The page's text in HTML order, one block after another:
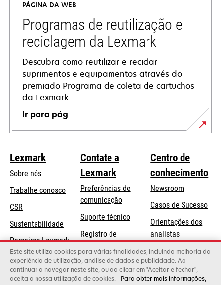
nova
guia
PÁGINA DA WEB
Programas de reutilização e
reciclagem da Lexmark
Descubra como reutilizar e reciclar
suprimentos e equipamentos através do
premiado Programa de coleta de cartuchos
da Lexmark.
Ir para pág
Lexmark
Sobre nós
Trabalhe conosco
CSR
Sustentabilidade
Parceiros Lexmark
Contate a
Lexmark
Preferências de
comunicação
Suporte técnicoabre
uma
nova
guia
Registro de
produtos
Onde comprar
Centro de
conhecimento
Newsroom
Casos de Sucesso
Orientações dos
analistas
Blog Lexmark
Este site utiliza cookies para várias finalidades, incluindo melhoria da
experiência de utilização, análise de dados e publicidade. Ao
continuar a navegar neste site, ou ao clicar em "Aceitar e fechar",
aceita a nossa utilização de cookies.
Para obter mais informações,